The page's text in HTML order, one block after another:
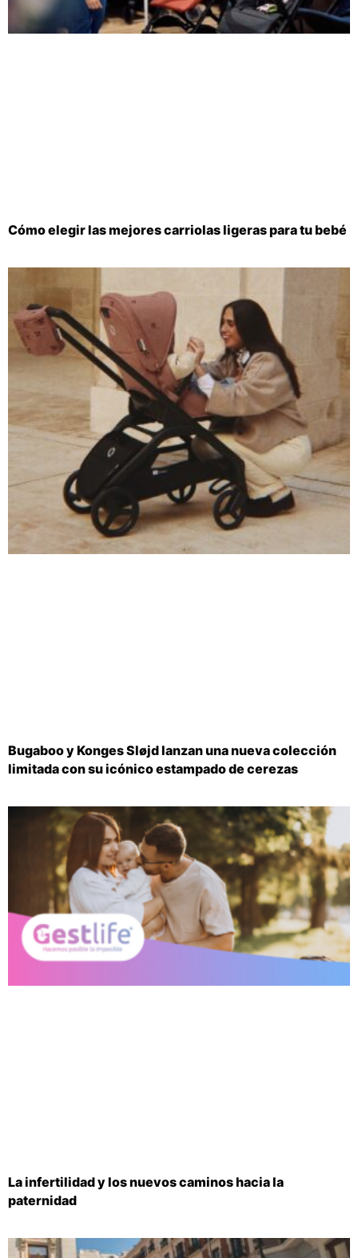
Cómo elegir las mejores carriolas ligeras para tu bebé
Bugaboo y Konges Sløjd lanzan una nueva colección
limitada con su icónico estampado de cerezas
La infertilidad y los nuevos caminos hacia la
paternidad